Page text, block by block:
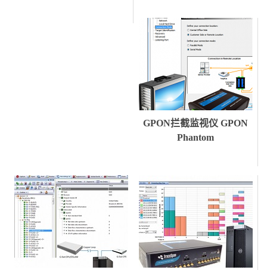
GPON拦截监视仪 GPON
Phantom